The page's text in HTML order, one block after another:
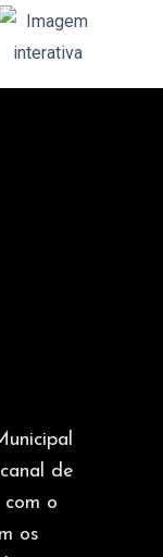
de
o
os